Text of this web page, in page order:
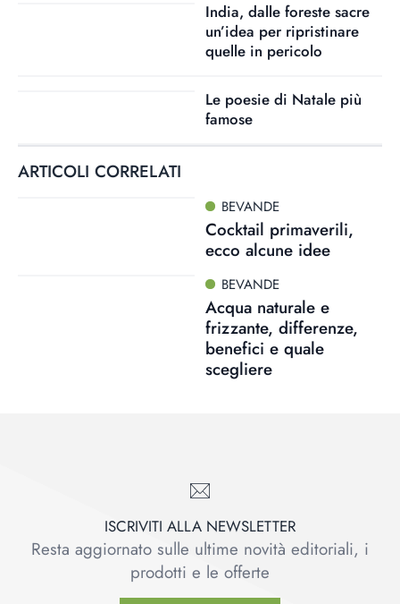
India, dalle foreste sacre
un’idea per ripristinare
quelle in pericolo
Le poesie di Natale più
famose
ARTICOLI CORRELATI
BEVANDE
Cocktail primaverili,
ecco alcune idee
BEVANDE
Acqua naturale e
frizzante, differenze,
benefici e quale
scegliere
ISCRIVITI ALLA NEWSLETTER
Resta aggiornato sulle ultime novità editoriali, i
prodotti e le offerte